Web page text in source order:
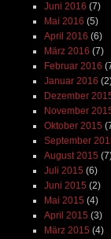
Juni 2016 (7)
Mai 2016 (5)
April 2016 (6)
März 2016 (7)
Februar 2016
Januar 2016
Dezember
November
Oktober 2015
September
August 2015
Juli 2015 (6)
Juni 2015 (2)
Mai 2015 (4)
April 2015 (3)
März 2015 (4)